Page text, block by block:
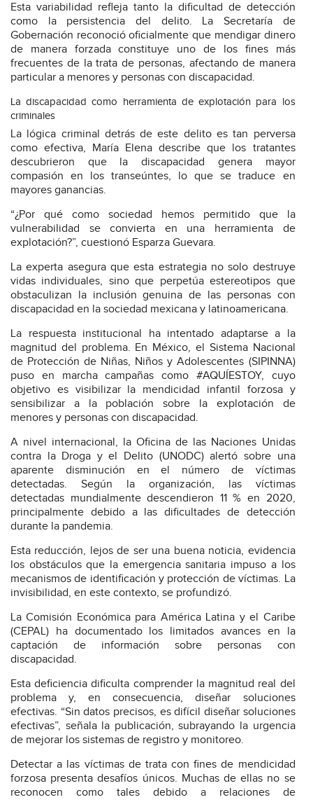
Esta variabilidad refleja tanto la dificultad de detección
como la persistencia del delito. La Secretaría de
Gobernación reconoció oficialmente que mendigar dinero
de manera forzada constituye uno de los fines más
frecuentes de la trata de personas, afectando de manera
particular a menores y personas con discapacidad.
La discapacidad como herramienta de explotación para los
criminales
La lógica criminal detrás de este delito es tan perversa
como efectiva, María Elena describe que los tratantes
descubrieron que la discapacidad genera mayor
compasión en los transeúntes, lo que se traduce en
mayores ganancias.
“¿Por qué como sociedad hemos permitido que la
vulnerabilidad se convierta en una herramienta de
explotación?”, cuestionó Esparza Guevara.
La experta asegura que esta estrategia no solo destruye
vidas individuales, sino que perpetúa estereotipos que
obstaculizan la inclusión genuina de las personas con
discapacidad en la sociedad mexicana y latinoamericana.
La respuesta institucional ha intentado adaptarse a la
magnitud del problema. En México, el Sistema Nacional
de Protección de Niñas, Niños y Adolescentes (SIPINNA)
puso en marcha campañas como #AQUÍESTOY, cuyo
objetivo es visibilizar la mendicidad infantil forzosa y
sensibilizar a la población sobre la explotación de
menores y personas con discapacidad.
A nivel internacional, la Oficina de las Naciones Unidas
contra la Droga y el Delito (UNODC) alertó sobre una
aparente disminución en el número de víctimas
detectadas. Según la organización, las víctimas
detectadas mundialmente descendieron 11 % en 2020,
principalmente debido a las dificultades de detección
durante la pandemia.
Esta reducción, lejos de ser una buena noticia, evidencia
los obstáculos que la emergencia sanitaria impuso a los
mecanismos de identificación y protección de víctimas. La
invisibilidad, en este contexto, se profundizó.
La Comisión Económica para América Latina y el Caribe
(CEPAL) ha documentado los limitados avances en la
captación de información sobre personas con
discapacidad.
Esta deficiencia dificulta comprender la magnitud real del
problema y, en consecuencia, diseñar soluciones
efectivas. “Sin datos precisos, es difícil diseñar soluciones
efectivas”, señala la publicación, subrayando la urgencia
de mejorar los sistemas de registro y monitoreo.
Detectar a las víctimas de trata con fines de mendicidad
forzosa presenta desafíos únicos. Muchas de ellas no se
reconocen como tales debido a relaciones de